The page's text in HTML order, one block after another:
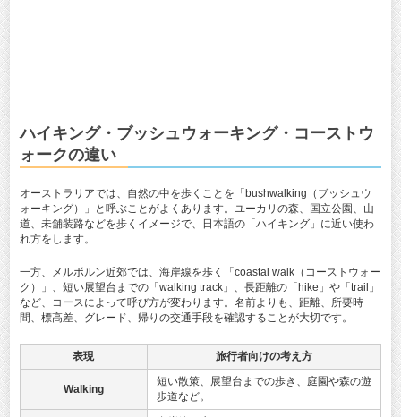
ハイキング・ブッシュウォーキング・コーストウ
ォークの違い
オーストラリアでは、自然の中を歩くことを「bushwalking（ブッシュウ
ォーキング）」と呼ぶことがよくあります。ユーカリの森、国立公園、山
道、未舗装路などを歩くイメージで、日本語の「ハイキング」に近い使わ
れ方をします。
一方、メルボルン近郊では、海岸線を歩く「coastal walk（コーストウォー
ク）」、短い展望台までの「walking track」、長距離の「hike」や「trail」
など、コースによって呼び方が変わります。名前よりも、距離、所要時
間、標高差、グレード、帰りの交通手段を確認することが大切です。
表現 旅行者向けの考え方
Walking
短い散策、展望台までの歩き、庭園や森の遊
歩道など。